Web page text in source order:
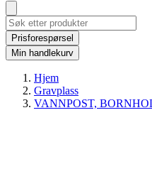
Prisforespørsel
Min handlekurv
Hjem
Gravplass
VANNPOST,